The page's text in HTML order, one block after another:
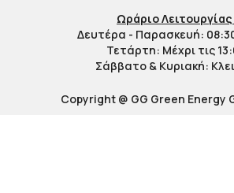
Ωράριο
Δευτέρα - Παρασκευή:
Τετάρτη: Μέχρι τις
Σάββατο & Κυριακή:
Copyright @ GG Green Energy